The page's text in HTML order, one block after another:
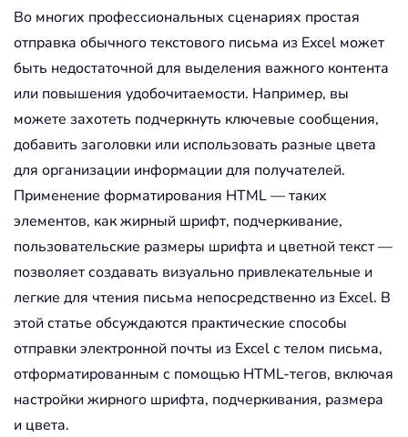
Во многих профессиональных сценариях простая
отправка обычного текстового письма из Excel может
быть недостаточной для выделения важного контента
или повышения удобочитаемости. Например, вы
можете захотеть подчеркнуть ключевые сообщения,
добавить заголовки или использовать разные цвета
для организации информации для получателей.
Применение форматирования HTML — таких
элементов, как жирный шрифт, подчеркивание,
пользовательские размеры шрифта и цветной текст —
позволяет создавать визуально привлекательные и
легкие для чтения письма непосредственно из Excel. В
этой статье обсуждаются практические способы
отправки электронной почты из Excel с телом письма,
отформатированным с помощью HTML-тегов, включая
настройки жирного шрифта, подчеркивания, размера
и цвета.